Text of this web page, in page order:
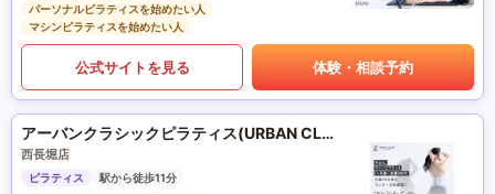
パーソナルピラティスを始めたい人
マシンピラティスを始めたい人
公式サイトを見る 体験・相談予約
アーバンクラシックピラティス(URBAN CLASSIC PILATES)
西長堀店
ピラティス
駅から徒歩11分